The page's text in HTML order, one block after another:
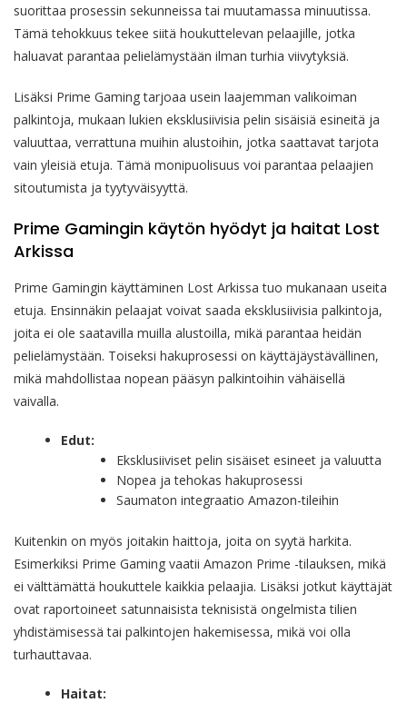
suorittaa prosessin sekunneissa tai muutamassa minuutissa.
Tämä tehokkuus tekee siitä houkuttelevan pelaajille, jotka
haluavat parantaa pelielämystään ilman turhia viivytyksiä.
Lisäksi Prime Gaming tarjoaa usein laajemman valikoiman
palkintoja, mukaan lukien eksklusiivisia pelin sisäisiä esineitä ja
valuuttaa, verrattuna muihin alustoihin, jotka saattavat tarjota
vain yleisiä etuja. Tämä monipuolisuus voi parantaa pelaajien
sitoutumista ja tyytyväisyyttä.
Prime Gamingin käytön hyödyt ja haitat Lost
Arkissa
Prime Gamingin käyttäminen Lost Arkissa tuo mukanaan useita
etuja. Ensinnäkin pelaajat voivat saada eksklusiivisia palkintoja,
joita ei ole saatavilla muilla alustoilla, mikä parantaa heidän
pelielämystään. Toiseksi hakuprosessi on käyttäjäystävällinen,
mikä mahdollistaa nopean pääsyn palkintoihin vähäisellä
vaivalla.
Edut:
Eksklusiiviset pelin sisäiset esineet ja valuutta
Nopea ja tehokas hakuprosessi
Saumaton integraatio Amazon-tileihin
Kuitenkin on myös joitakin haittoja, joita on syytä harkita.
Esimerkiksi Prime Gaming vaatii Amazon Prime -tilauksen, mikä
ei välttämättä houkuttele kaikkia pelaajia. Lisäksi jotkut käyttäjät
ovat raportoineet satunnaisista teknisistä ongelmista tilien
yhdistämisessä tai palkintojen hakemisessa, mikä voi olla
turhauttavaa.
Haitat: